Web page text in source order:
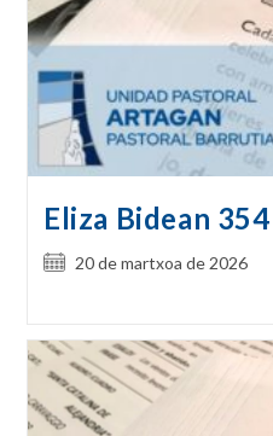
Eliza Bidean 354
Post20 de martxoa de 2026